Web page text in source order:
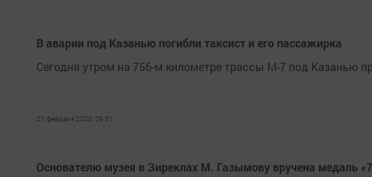
В аварии под Казанью погибли таксист и его пассажирка
Сегодня утром на 756-м километре трассы М-7 под Казанью
27 февраля 2020, 09:51
Основателю музея в Зиреклах М. Газымову вручена медаль